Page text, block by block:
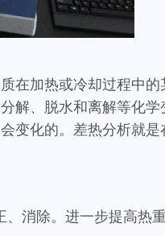
在加热或冷却过程中
解、脱水和离解等化
化的。差热分析就是
消除。进一步提高热